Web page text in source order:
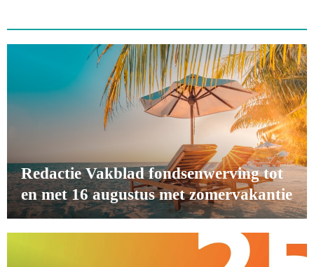
Redactie Vakblad fondsenwerving tot
en met 16 augustus met zomervakantie